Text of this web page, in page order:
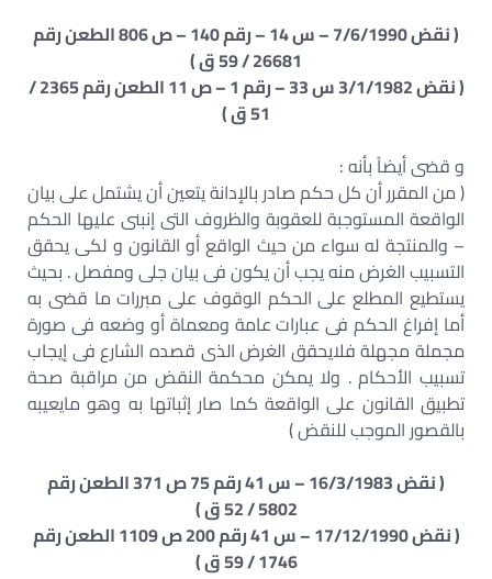
( نقض 7/6/1990 – س 14 – رقم 140 – ص 806 الطعن رقم
26681 / 59 ق )
( نقض 3/1/1982 س 33 – رقم 1 – ص 11 الطعن رقم 2365 /
51 ق )
و قضى أيضاً بأنه :
( من المقرر أن كل حكم صادر بالإدانة يتعين أن يشتمل على بيان
الواقعة المستوجبة للعقوبة والظروف التى إنبنى عليها الحكم
– والمنتجة له سواء من حيث الواقع أو القانون و لكى يحقق
التسبيب الغرض منه يجب أن يكون فى بيان جلى ومفصل . بحيث
يستطيع المطلع على الحكم الوقوف على مبررات ما قضى به
أما إفراغ الحكم فى عبارات عامة ومعماة أو وضعه فى صورة
مجملة مجهلة فلايحقق الغرض الذى قصده الشارع فى إيجاب
تسبيب الأحكام . ولا يمكن محكمة النقض من مراقبة صحة
تطبيق القانون على الواقعة كما صار إثباتها به وهو مايعيبه
بالقصور الموجب للنقض )
( نقض 16/3/1983 – س 41 رقم 75 ص 371 الطعن رقم
5802 / 52 ق )
( نقض 17/12/1990 – س 41 رقم 200 ص 1109 الطعن رقم
1746 / 59 ق )